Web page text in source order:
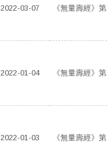
2022-03-07 《無量壽經》
2022-01-04 《無量壽經》
2022-01-03 《無量壽經》